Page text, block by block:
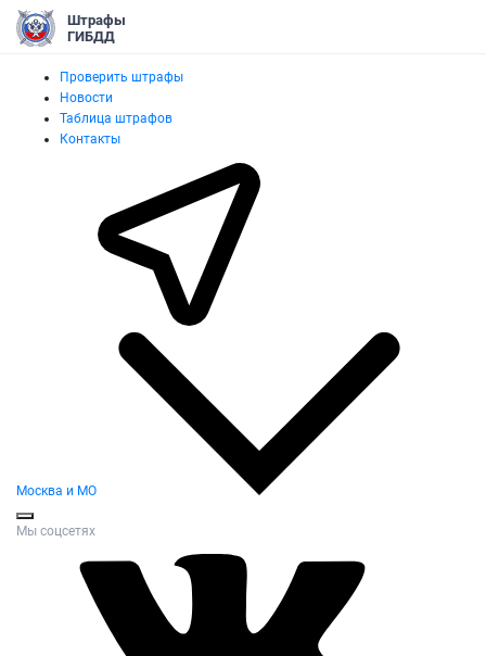
Штрафы
ГИБДД
Проверить штрафы
Новости
Таблица штрафов
Контакты
Москва и МО
Мы соцсетях